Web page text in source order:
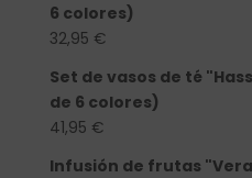
6 colores)
32,95 €
Set de vasos de té
de 6 colores)
41,95 €
Infusión de frutas